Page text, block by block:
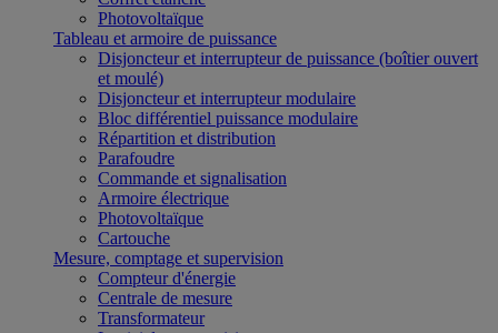
Photovoltaïque
Tableau et armoire de puissance
Disjoncteur et interrupteur de puissance (boîtier ouvert
et moulé)
Disjoncteur et interrupteur modulaire
Bloc différentiel puissance modulaire
Répartition et distribution
Parafoudre
Commande et signalisation
Armoire électrique
Photovoltaïque
Cartouche
Mesure, comptage et supervision
Compteur d'énergie
Centrale de mesure
Transformateur